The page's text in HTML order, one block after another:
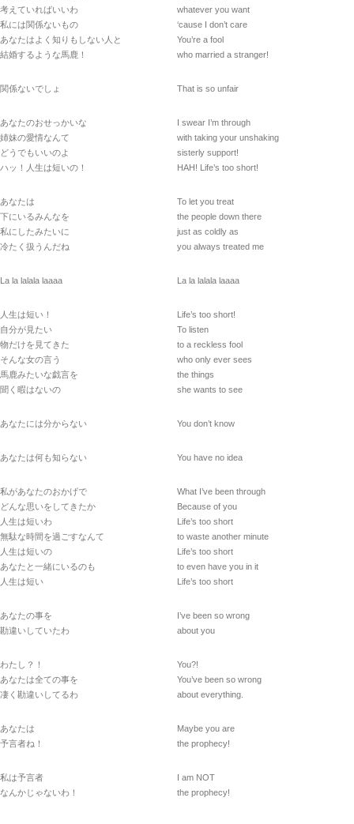
考えていればいいわ
私には関係ないもの
あなたはよく知りもしない人と
結婚するような馬鹿！
関係ないでしょ
あなたのおせっかいな
姉妹の愛情なんて
どうでもいいのよ
ハッ！人生は短いの！
あなたは
下にいるみんなを
私にしたみたいに
冷たく扱うんだね
La la lalala laaaa
人生は短い！
自分が見たい
物だけを見てきた
そんな女の言う
馬鹿みたいな戯言を
聞く暇はないの
あなたには分からない
あなたは何も知らない
私があなたのおかげで
どんな思いをしてきたか
人生は短いわ
無駄な時間を過ごすなんて
人生は短いの
あなたと一緒にいるのも
人生は短い
あなたの事を
勘違いしていたわ
わたし？！
あなたは全ての事を
凄く勘違いしてるわ
あなたは
予言者ね！
私は予言者
なんかじゃないわ！
whatever you want
‘cause I don’t care
You’re a fool
who married a stranger!
That is so unfair
I swear I’m through
with taking your unshaking
sisterly support!
HAH! Life’s too short!
To let you treat
the people down there
just as coldly as
you always treated me
La la lalala laaaa
Life’s too short!
To listen
to a reckless fool
who only ever sees
the things
she wants to see
You don’t know
You have no idea
What I’ve been through
Because of you
Life’s too short
to waste another minute
Life’s too short
to even have you in it
Life’s too short
I’ve been so wrong
about you
You?!
You’ve been so wrong
about everything.
Maybe you are
the prophecy!
I am NOT
the prophecy!